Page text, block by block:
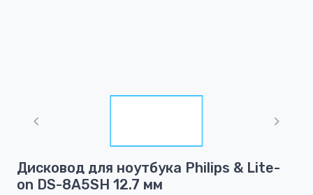
1
of
Дисковод для ноутбука Philips & Lite-
on DS-8A5SH 12.7 мм